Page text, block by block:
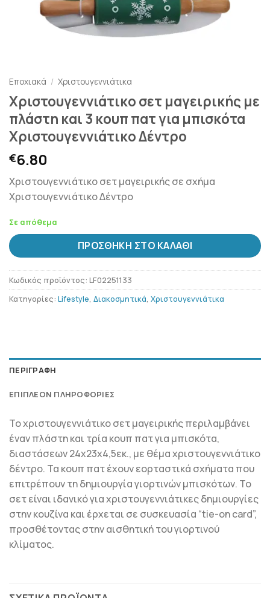
Εποχιακά / Χριστουγεννιάτικα
Χριστουγεννιάτικο σετ μαγειρικής με
πλάστη και 3 κουπ πατ για μπισκότα
Χριστουγεννιάτικο Δέντρο
€6.80
Χριστουγεννιάτικο σετ μαγειρικής σε σχήμα
Χριστουγεννιάτικο Δέντρο
Σε απόθεμα
ΠΡΟΣΘΉΚΗ ΣΤΟ ΚΑΛΆΘΙ
Κωδικός προϊόντος: LF02251133
Κατηγορίες: Lifestyle, Διακοσμητικά, Χριστουγεννιάτικα
ΠΕΡΙΓΡΑΦΉ
ΕΠΙΠΛΈΟΝ ΠΛΗΡΟΦΟΡΊΕΣ
Το χριστουγεννιάτικο σετ μαγειρικής περιλαμβάνει
έναν πλάστη και τρία κουπ πατ για μπισκότα,
διαστάσεων 24x23x4,5εκ., με θέμα χριστουγεννιάτικο
δέντρο. Τα κουπ πατ έχουν εορταστικά σχήματα που
επιτρέπουν τη δημιουργία γιορτινών μπισκότων. Το
σετ είναι ιδανικό για χριστουγεννιάτικες δημιουργίες
στην κουζίνα και έρχεται σε συσκευασία “tie-on card”,
προσθέτοντας στην αισθητική του γιορτινού
κλίματος.